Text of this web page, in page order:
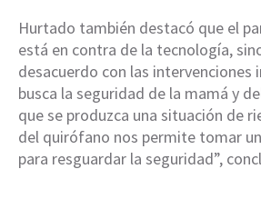
Hurtado también destacó que el
está en contra de la tecnología,
desacuerdo con las intervenciones
busca la seguridad de la mamá y
que se produzca una situación de
del quirófano nos permite tomar
para resguardar la seguridad”,